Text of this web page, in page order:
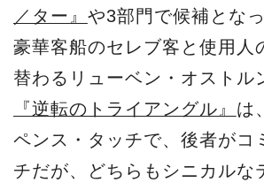
／ター』 や3部門で候補とな
豪華客船のセレブ客と使用人
替わるリューベン・オストル
『逆転のトライアングル』 は
ペンス・タッチで、後者がコ
チだが、どちらもシニカルな